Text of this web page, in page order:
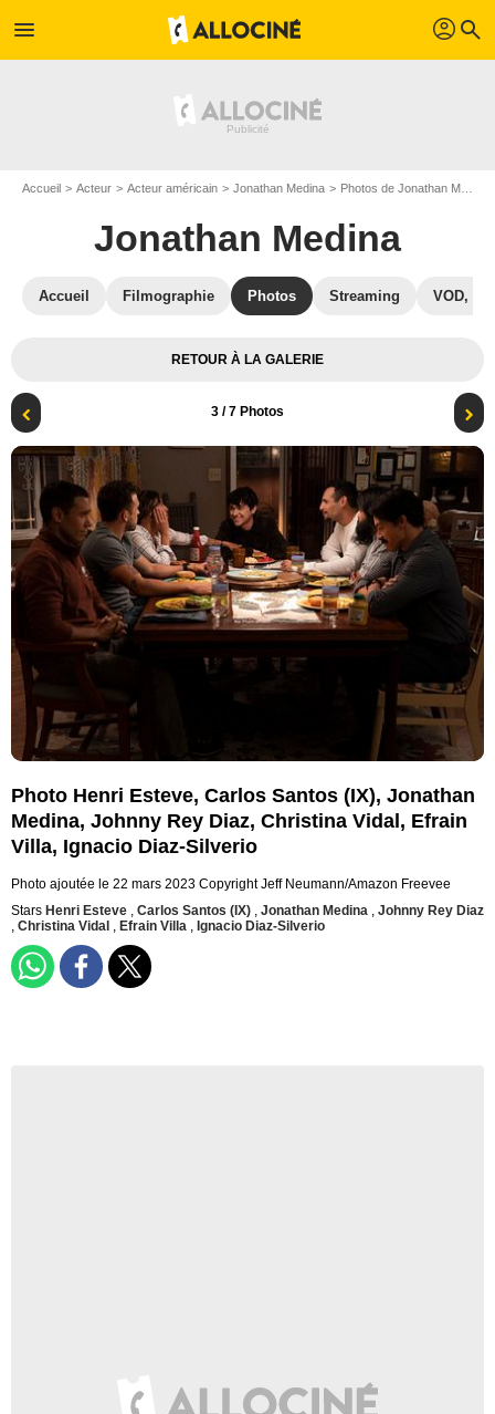
menu profil search
Accueil Acteur Acteur américain Jonathan Medina Photos de Jonathan Medina
Jonathan Medina
Accueil Filmographie Photos Streaming VOD,
RETOUR À LA GALERIE
3 / 7 Photos
Photo Henri Esteve, Carlos Santos (IX), Jonathan
Medina, Johnny Rey Diaz, Christina Vidal, Efrain
Villa, Ignacio Diaz-Silverio
Photo ajoutée le 22 mars 2023 Copyright Jeff Neumann/Amazon Freevee
Stars Henri Esteve , Carlos Santos (IX) , Jonathan Medina , Johnny Rey Diaz
, Christina Vidal , Efrain Villa , Ignacio Diaz-Silverio